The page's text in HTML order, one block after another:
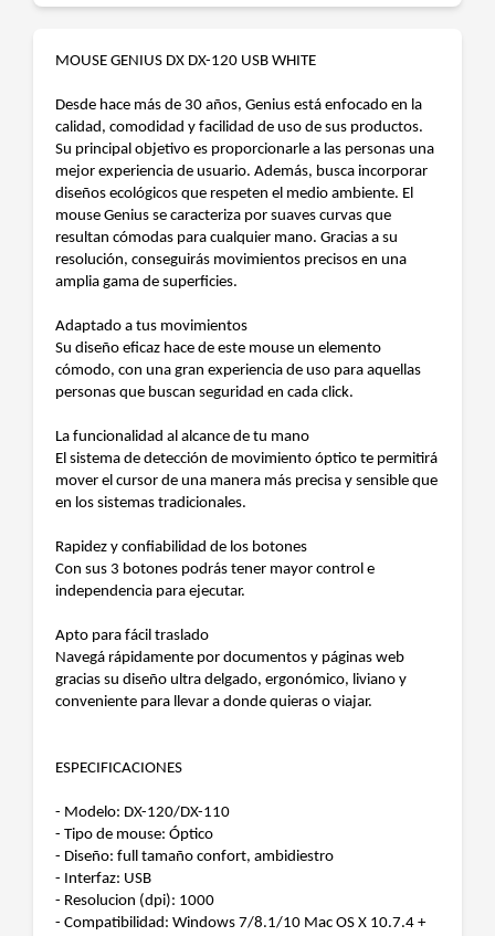
MOUSE GENIUS DX DX-120 USB WHITE
Desde hace más de 30 años, Genius está enfocado en la
calidad, comodidad y facilidad de uso de sus productos.
Su principal objetivo es proporcionarle a las personas una
mejor experiencia de usuario. Además, busca incorporar
diseños ecológicos que respeten el medio ambiente. El
mouse Genius se caracteriza por suaves curvas que
resultan cómodas para cualquier mano. Gracias a su
resolución, conseguirás movimientos precisos en una
amplia gama de superficies.
Adaptado a tus movimientos
Su diseño eficaz hace de este mouse un elemento
cómodo, con una gran experiencia de uso para aquellas
personas que buscan seguridad en cada click.
La funcionalidad al alcance de tu mano
El sistema de detección de movimiento óptico te permitirá
mover el cursor de una manera más precisa y sensible que
en los sistemas tradicionales.
Rapidez y confiabilidad de los botones
Con sus 3 botones podrás tener mayor control e
independencia para ejecutar.
Apto para fácil traslado
Navegá rápidamente por documentos y páginas web
gracias su diseño ultra delgado, ergonómico, liviano y
conveniente para llevar a donde quieras o viajar.
ESPECIFICACIONES
- Modelo: DX-120/DX-110
- Tipo de mouse: Óptico
- Diseño: full tamaño confort, ambidiestro
- Interfaz: USB
- Resolucion (dpi): 1000
- Compatibilidad: Windows 7/8.1/10 Mac OS X 10.7.4 +